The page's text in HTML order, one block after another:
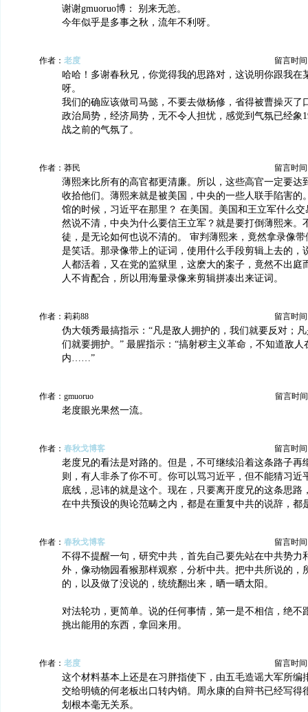
谢谢gmuoruo博： 别来无恙。
今年似乎是多事之秋，流年不利呀。
作者： 老度 留言时间
哈哈！多谢春秋兄，你觉得我的思路对，这说明你跟我在
呀。
我们的确应该做司马懿，不要去做杨修，省得被曹操灭了
政治局势，经济局势，无不令人担忧，感觉到气氛已经象
战之前的气氛了。
作者：莽民 留言时间
薄熙来比所有的高官都更清廉。所以，这些高官一定要达
收拾他们。薄熙来就是被美国，中央的一些人联手陷害的
馆的时候，习近平在那里？ 在美国。美国和王立军什么
然说不清，中央为什么要信王立军？就是要打倒薄熙来。
徒，是无论如何也说不清的。 审判薄熙来，竟然拿录像
是笑话。那录像带上的证词，使用什么手段剪辑上去的，
人都活着，又在党的监狱里，这麽大的案子，竟然不出庭
人不肯配合，所以用海量录像来剪辑拼凑出来证词。
作者：莉莉88 留言时间
伪大领秀最搞指示：“凡是敌人拥护的，我们就要反对；
们就要拥护。” 最腥指示：“搞射秽主义革命，不知道敌
内……”
作者：gmuoruo 留言时
老度眼光果然一流。
作者： 春秋戈博客 留言时间
老度兄的看法是对路的。但是，不可继续沿着这条路子再
则，有人非杀了你不可。你可以骂习近平，但不能猜习近
底线，忌讳的就是这个。现在，只要离开度兄的这条思路
在中共预设的舆论范畴之内，都是在重复中共的说辞，都
作者： 春秋戈博客 留言时间
不得不提醒一句，研究中共，首先自己要先站在中共势力
外，像动物园看猴那样观察，分析中共。把中共所说的，
的，以及做了没说的，统统翻出来，晒一晒太阳。
对法轮功，更简单。说的任何事情，第一是不相信，绝不
挑出能用的东西，拿回来用。
作者： 老度 留言时间
这个材料基本上还是在习胖指使下，由五毛造谣大军所编
交给明镜的何老板出口转内销。周永康的自辩书已经写得
划根本毫无关系。